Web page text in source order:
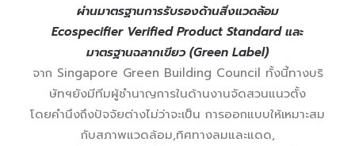
ผ่านมาตรฐานการรับรองด้านสิ่งแวดล้อม
Ecospecifier Verified Product Standard และ
มาตรฐานฉลากเขียว (Green Label)
จาก Singapore Green Building Council ทั้งนี้ทางบริ
ษัทฯยังมีทีมผู้ชำนาญการในด้านงานจัดสวนแนวตั้ง
โดยคำนึงถึงปัจจัยต่างไม่ว่าจะเป็น การออกแบบให้เหมาะสม
กับสภาพแวดล้อม,ทิศทางลมและแดด,